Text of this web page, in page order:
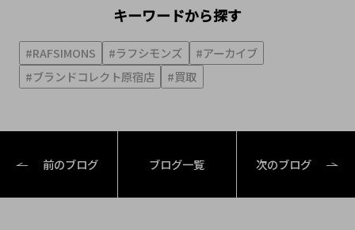
キーワードから探す
#RAFSIMONS #ラフシモンズ
#アーカイブ
#ブランドコレクト原宿店
#買取
前のブログ ブログ一覧 次のブログ